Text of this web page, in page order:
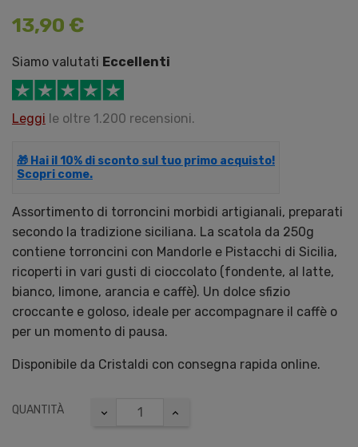
13,90 €
Siamo valutati Eccellenti
Leggi le oltre 1.200 recensioni.
🎁 Hai il 10% di sconto sul tuo primo acquisto!
Scopri come.
Assortimento di torroncini morbidi artigianali, preparati
secondo la tradizione siciliana. La scatola da 250g
contiene torroncini con Mandorle e Pistacchi di Sicilia,
ricoperti in vari gusti di cioccolato (fondente, al latte,
bianco, limone, arancia e caffè). Un dolce sfizio
croccante e goloso, ideale per accompagnare il caffè o
per un momento di pausa.
Disponibile da Cristaldi con consegna rapida online.
QUANTITÀ